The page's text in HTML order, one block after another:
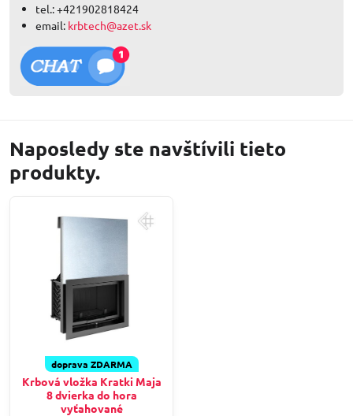
tel.: +421902818424
email: krbtech@azet.sk
Naposledy ste navštívili tieto
produkty.
doprava ZDARMA
Krbová vložka Kratki Maja
8 dvierka do hora
vyťahované